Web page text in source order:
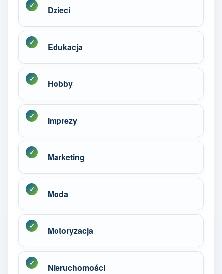
Dzieci
Edukacja
Hobby
Imprezy
Marketing
Moda
Motoryzacja
Nieruchomości